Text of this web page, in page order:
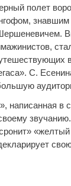
полет
знавшим
С.
написанная в
«желтый